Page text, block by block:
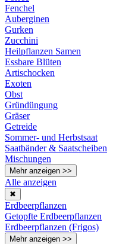
Fenchel
Auberginen
Gurken
Zucchini
Heilpflanzen Samen
Essbare Blüten
Artischocken
Exoten
Obst
Gründüngung
Gräser
Getreide
Sommer- und Herbstsaat
Saatbänder & Saatscheiben
Mischungen
Mehr anzeigen >>
Alle anzeigen
✖
Erdbeerpflanzen
Getopfte Erdbeerpflanzen
Erdbeerpflanzen (Frigos)
Mehr anzeigen >>